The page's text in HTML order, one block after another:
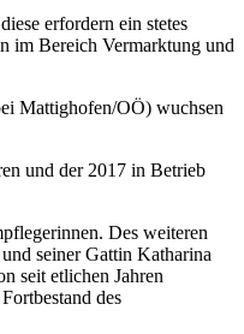
erfordern ein stetes
im Bereich Vermarktung und
Mattighofen/OÖ) wuchsen
und der 2017 in Betrieb
Des weiteren
seiner Gattin Katharina
seit etlichen Jahren
des